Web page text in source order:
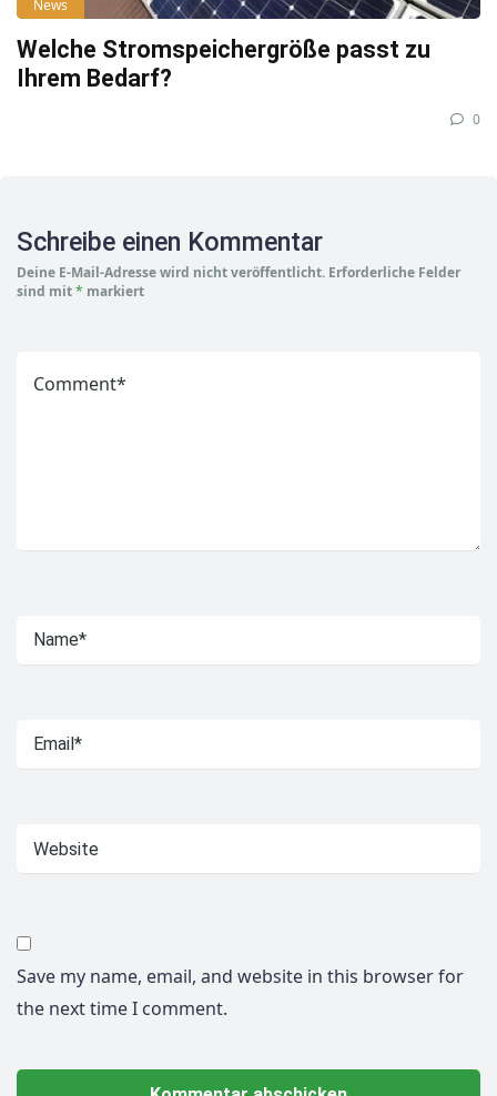
News
Welche Stromspeichergröße passt zu
Ihrem Bedarf?
0
Schreibe einen Kommentar
Deine E-Mail-Adresse wird nicht veröffentlicht. Erforderliche Felder
sind mit* markiert
Save my name, email, and website in this browser for
the next time I comment.